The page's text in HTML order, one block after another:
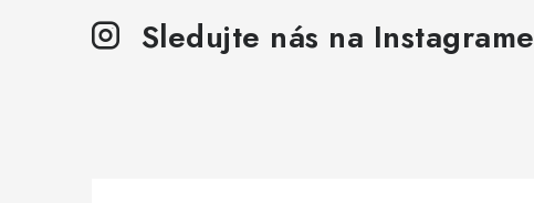
Sledujte nás na Instagrame